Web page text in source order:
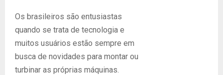
Os brasileiros são entusiastas
quando se trata de tecnologia e
muitos usuários estão sempre em
busca de novidades para montar ou
turbinar as próprias máquinas.